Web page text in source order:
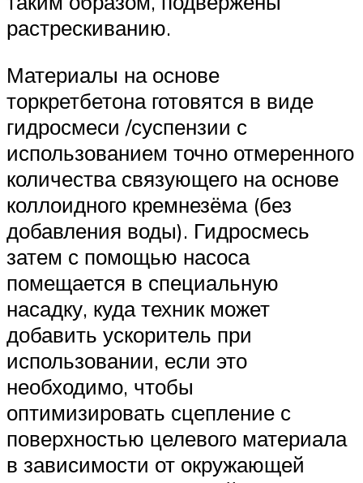
растрескиванию.
Материалы на основе
торкретбетона готовятся в виде
гидросмеси /суспензии с
использованием точно отмеренного
количества связующего на основе
коллоидного кремнезёма (без
добавления воды). Гидросмесь
затем с помощью насоса
помещается в специальную
насадку, куда техник может
добавить ускоритель при
использовании, если это
необходимо, чтобы
оптимизировать сцепление с
поверхностью целевого материала
в зависимости от окружающей